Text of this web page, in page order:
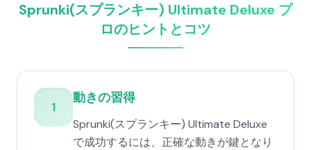
Sprunki(スプランキー) Ultimate Deluxe プ
ロのヒントとコツ
1
動きの習得
Sprunki(スプランキー) Ultimate Deluxe
で成功するには、正確な動きが鍵となり